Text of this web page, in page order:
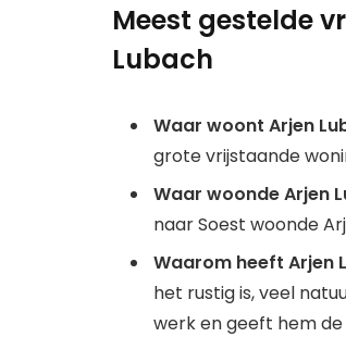
Meest gestelde
Lubach
Waar woont Arjen
grote vrijstaande
Waar woonde Arjen
naar Soest woonde
Waarom heeft Arjen
het rustig is, veel
werk en geeft hem de